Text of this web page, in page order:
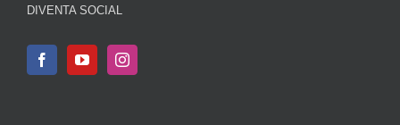
DIVENTA SOCIAL